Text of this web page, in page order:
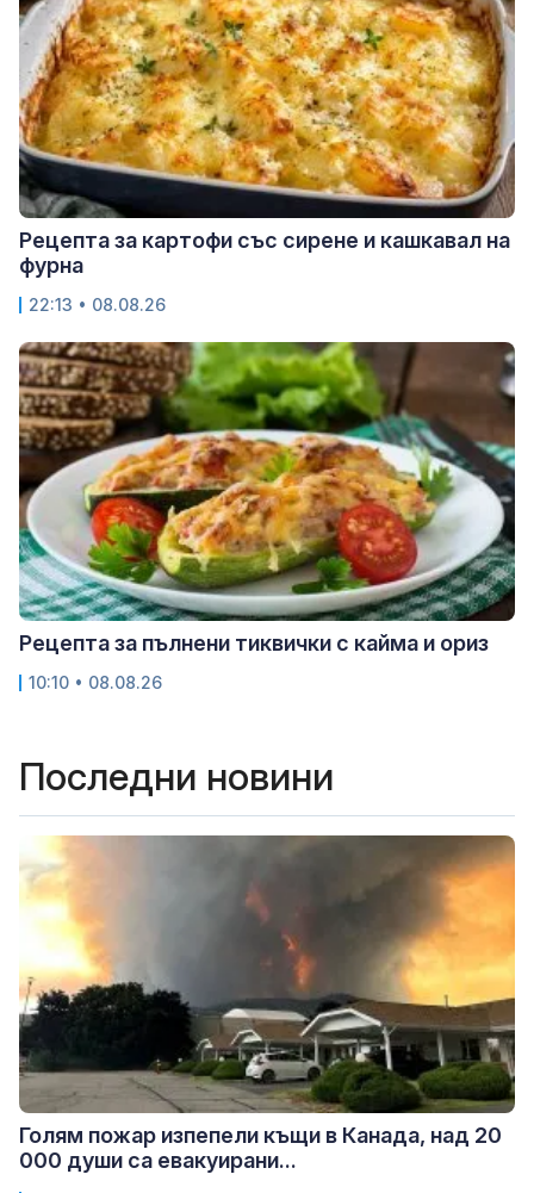
Рецепта за картофи със сирене и кашкавал на
фурна
22:13 • 08.08.26
Рецепта за пълнени тиквички с кайма и ориз
10:10 • 08.08.26
Последни новини
Голям пожар изпепели къщи в Канада, над 20
000 души са евакуирани...